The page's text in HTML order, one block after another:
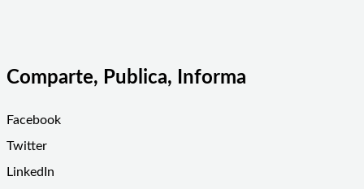
Comparte, Publica, Informa
Facebook
Twitter
LinkedIn